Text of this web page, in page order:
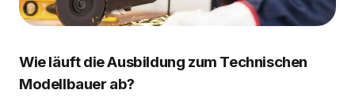
Wie läuft die Ausbildung zum Technischen
Modellbauer ab?